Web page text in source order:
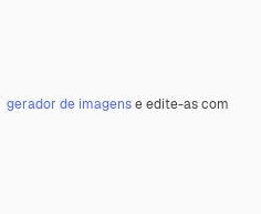
gerador de imagense edite-as com